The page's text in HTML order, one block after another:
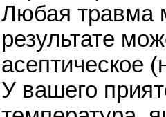
Любая травма
результате
асептическое
У вашего